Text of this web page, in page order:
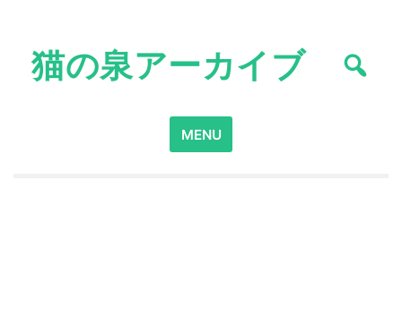
content猫の泉アーカイブ
Search
for:
MENU